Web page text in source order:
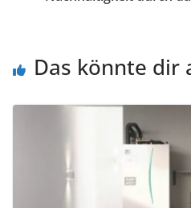
Das könnte dir